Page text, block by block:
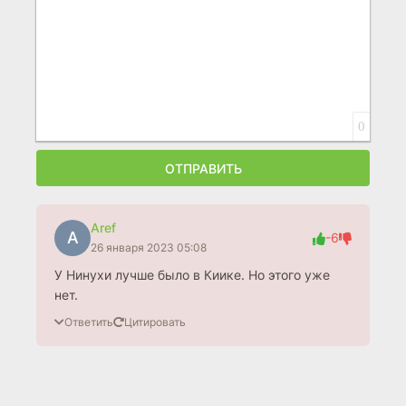
0
ОТПРАВИТЬ
A
Aref
26 января 2023 05:08
-6
У Нинухи лучше было в Киике. Но этого уже
нет.
Ответить Цитировать